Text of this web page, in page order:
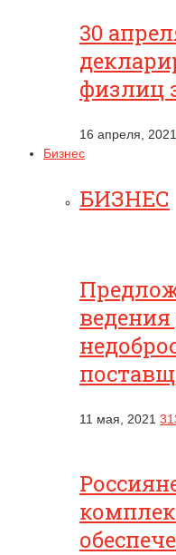
30
физлиц
16 апреля, 2021
Бизнес
БИЗНЕС
ведения
11 мая, 2021